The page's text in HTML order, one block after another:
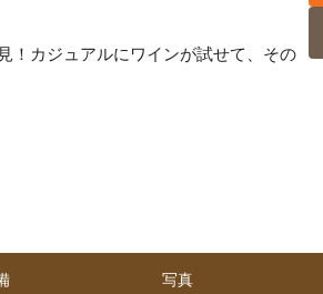
！カジュアルにワインが試せて、その
写真